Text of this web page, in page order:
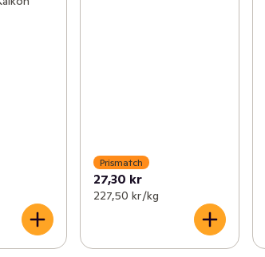
Prismatch
27,30 kr
227,50 kr /kg